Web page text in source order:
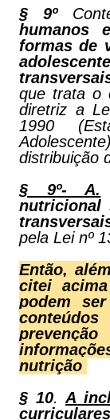
§ 9º
humanos
formas de
que trata o
diretriz a
1990
distribuição
§ 9º- A.
nutricional
pela Lei nº
Então,
citei
podem
nutrição
§ 10. A